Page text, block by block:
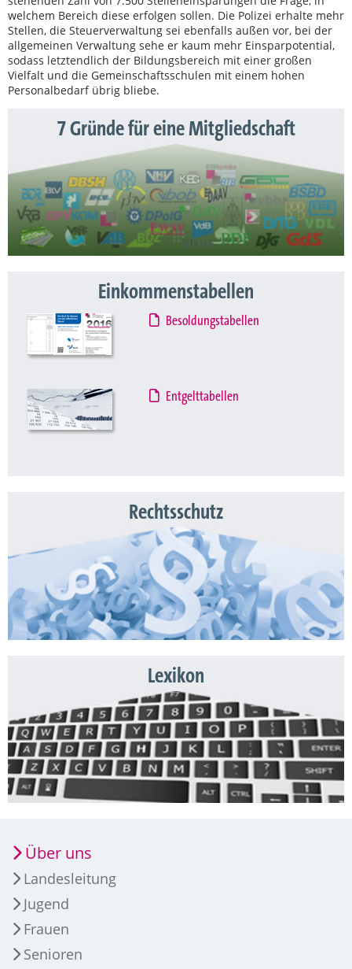
welchem Bereich diese erfolgen sollen. Die Polizei erhalte mehr
Stellen, die Steuerverwaltung sei ebenfalls außen vor, bei der
allgemeinen Verwaltung sehe er kaum mehr Einsparpotential,
sodass letztendlich der Bildungsbereich mit einer großen
Vielfalt und die Gemeinschaftsschulen mit einem hohen
Personalbedarf übrig bliebe.
7 Gründe für eine Mitgliedschaft
Einkommenstabellen
Besoldungstabellen
Entgelttabellen
Rechtsschutz
Lexikon
Über uns
Landesleitung
Jugend
Frauen
Senioren